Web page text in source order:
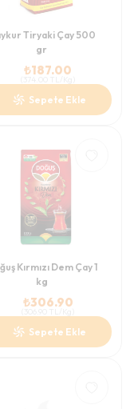
Tiryaki Çay 500
gr
₺187.00
Sepete Ekle
Kırmızı Dem Çay 1
kg
₺306.90
Sepete Ekle